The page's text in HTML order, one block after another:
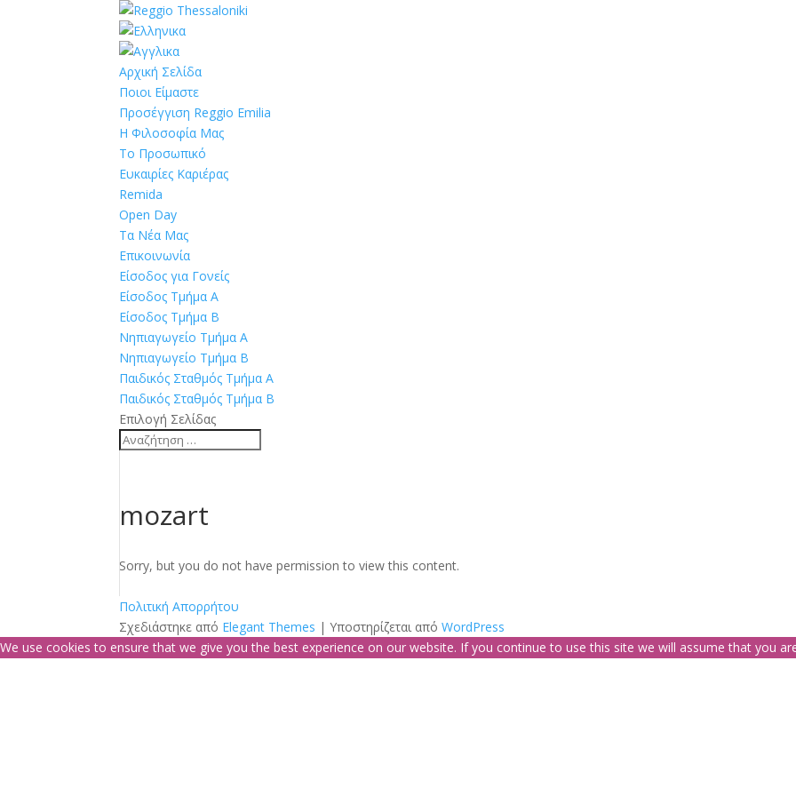
Αρχική Σελίδα
Ποιοι Είμαστε
Προσέγγιση Reggio Emilia
Η Φιλοσοφία Μας
Το Προσωπικό
Ευκαιρίες Καριέρας
Remida
Open Day
Τα Νέα Μας
Επικοινωνία
Είσοδος για Γονείς
Είσοδος Τμήμα Α
Είσοδος Τμήμα Β
Νηπιαγωγείο Τμήμα Α
Νηπιαγωγείο Τμήμα Β
Παιδικός Σταθμός Τμήμα Α
Παιδικός Σταθμός Τμήμα Β
Επιλογή Σελίδας
mozart
Sorry, but you do not have permission to view this content.
Πολιτική Απορρήτου
Σχεδιάστηκε από Elegant Themes | Υποστηρίζεται απόWordPress
We use cookies to ensure that we give you the best experience on our website. If you continue to use this site we will assume that you